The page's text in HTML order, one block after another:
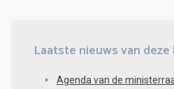
Laatste nieuws van
Agenda van de